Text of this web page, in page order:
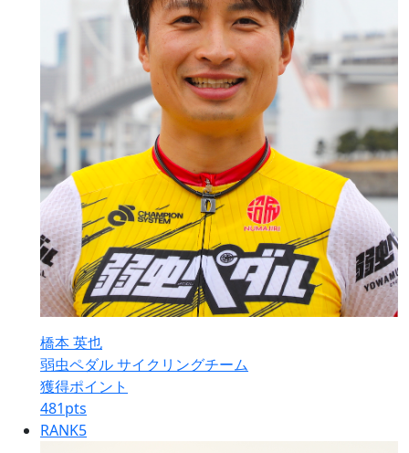
橋本 英也
弱虫ペダル サイクリングチーム
獲得ポイント
481pts
RANK5